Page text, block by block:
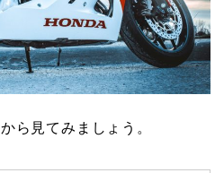
ら見てみましょう。